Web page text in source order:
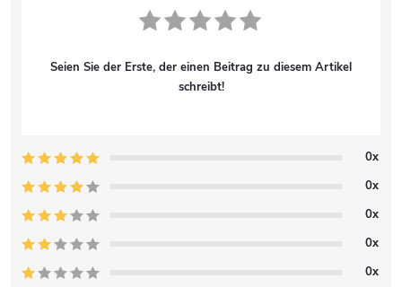
Seien Sie der Erste, der einen Beitrag zu diesem Artikel
schreibt!
0x
0x
0x
0x
0x